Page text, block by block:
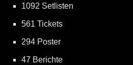
1092 Setlisten
561 Tickets
294 Poster
47 Berichte